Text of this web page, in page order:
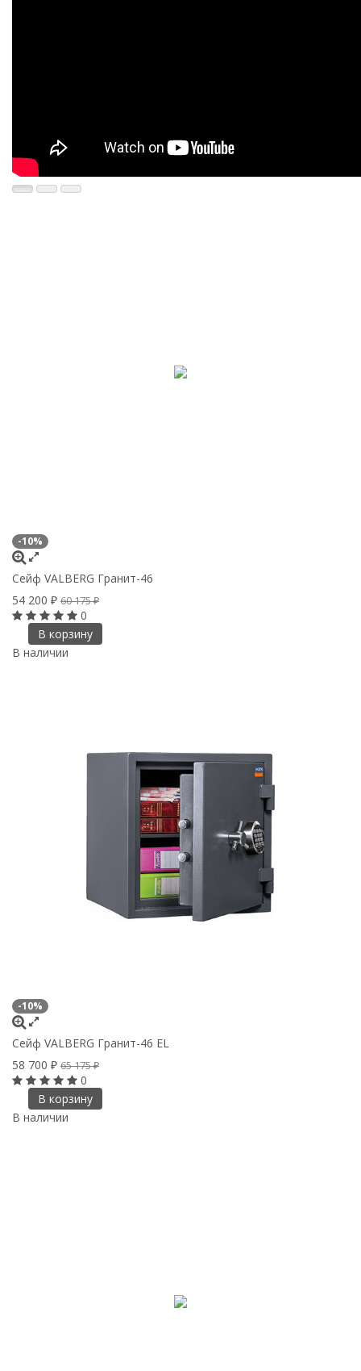
-10%
Сейф VALBERG Гранит-46
54 200 ₽ 60 175₽
0
В корзину
В наличии
-10%
Сейф VALBERG Гранит-46 EL
58 700 ₽ 65 175₽
0
В корзину
В наличии